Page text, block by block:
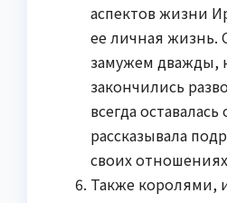
аспектов жизни
ее личная жизнь.
замужем дважды,
закончились
всегда
рассказывала
своих
Также королями,